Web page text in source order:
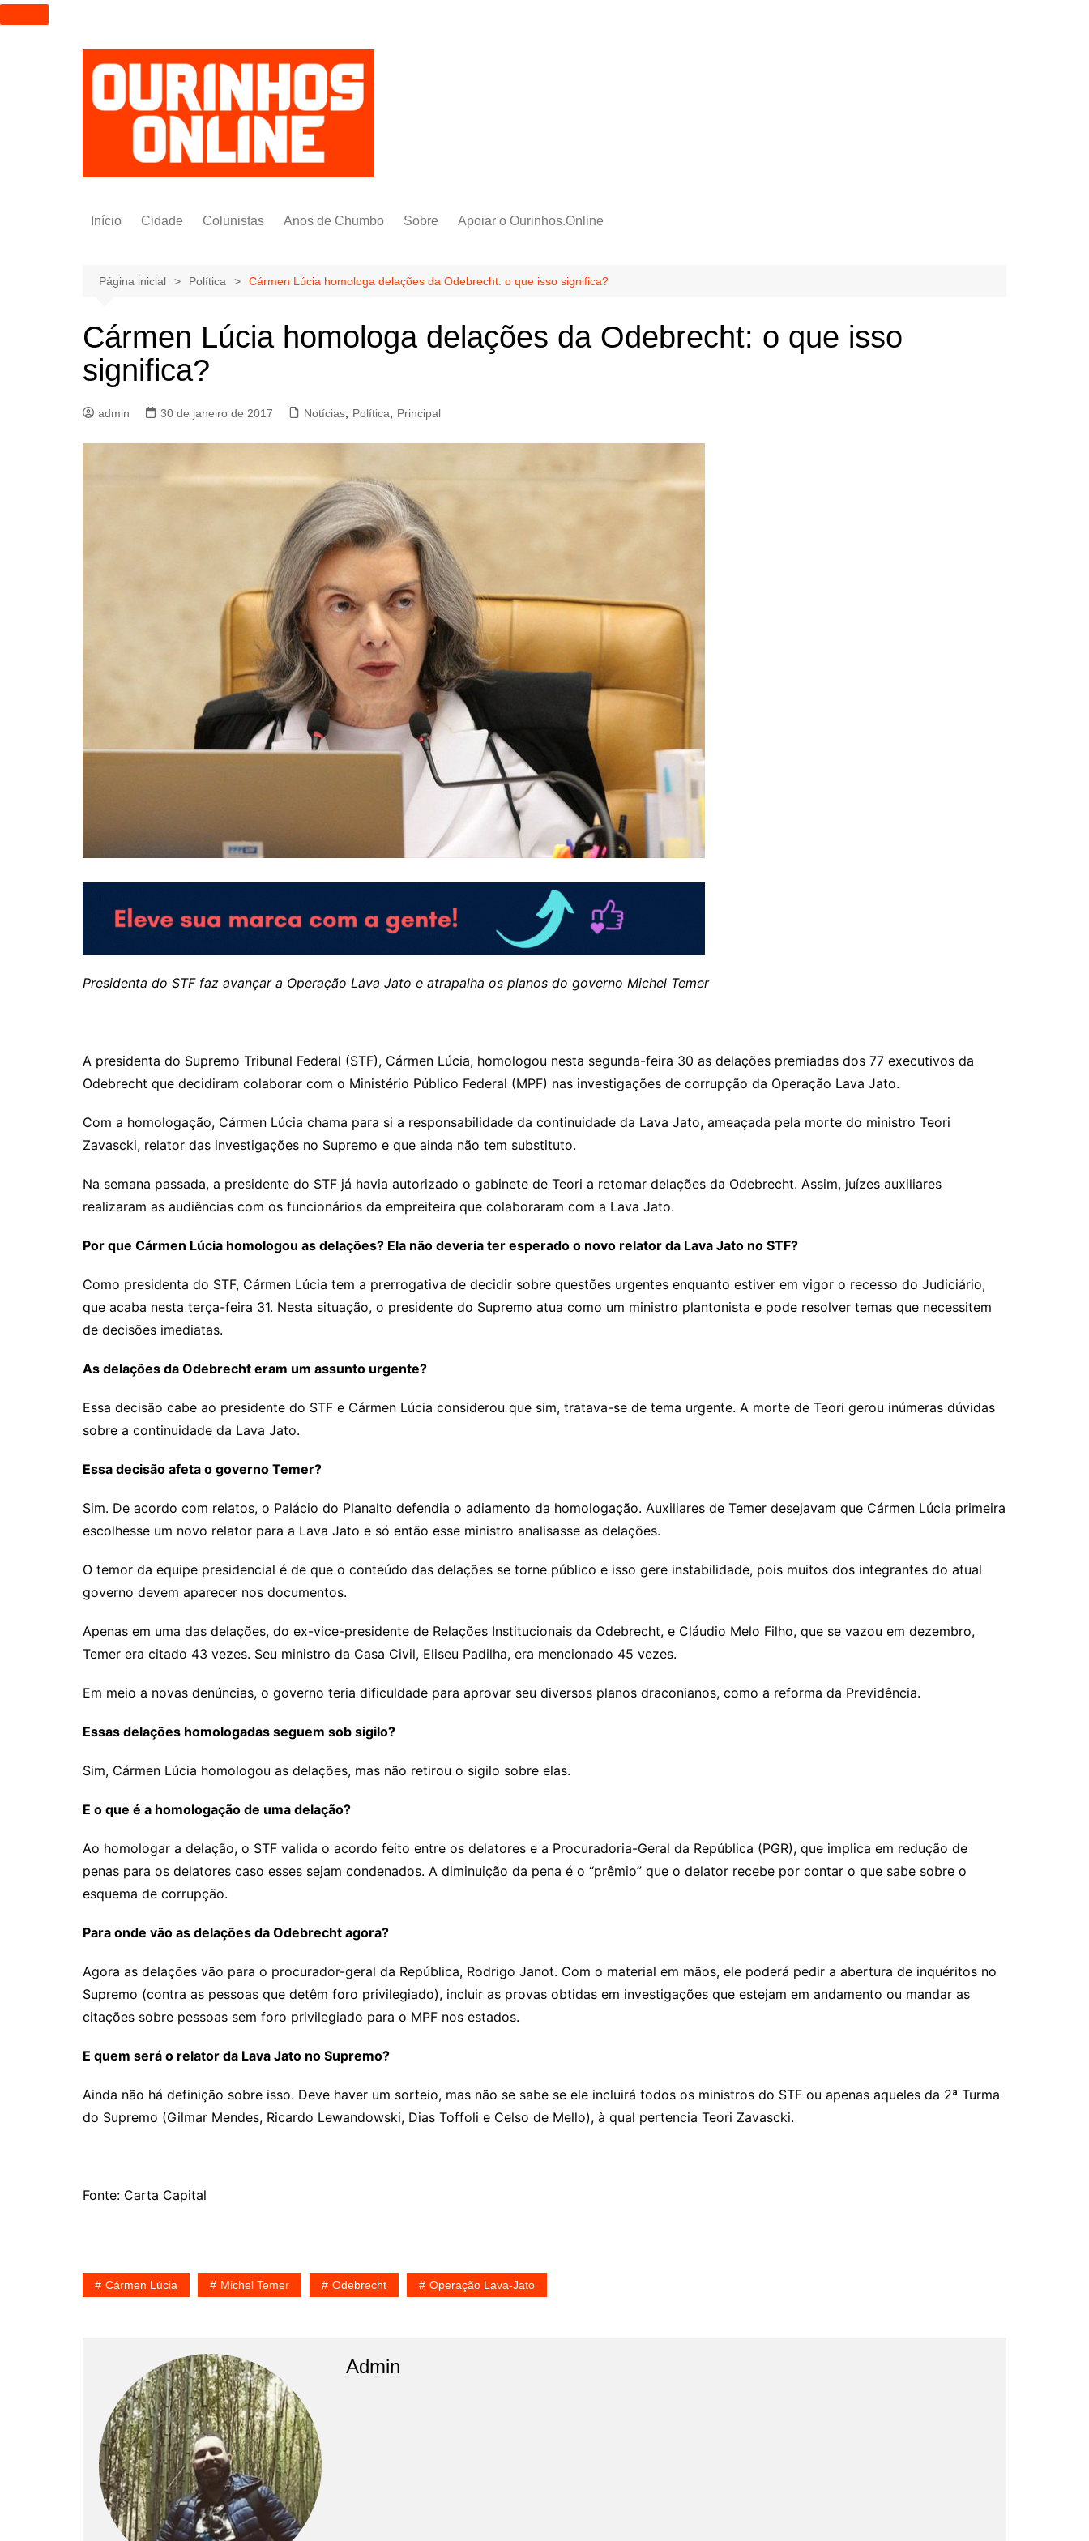
I
r
Início Cidade Colunistas
Pedro Saldida
Bruno Yashinishi
Anos de Chumbo Sobre Apoiar o Ourinhos.Online
Página inicial Política Cármen Lúcia homologa delações da Odebrecht: o que isso significa?
Cármen Lúcia homologa delações da Odebrecht: o que isso
significa?
admin 30 de janeiro de 2017 Notícias, Política, Principal
Presidenta do STF faz avançar a Operação Lava Jato e atrapalha os planos do governo Michel Temer
A presidenta do Supremo Tribunal Federal (STF), Cármen Lúcia, homologou nesta segunda-feira 30 as delações premiadas dos 77 executivos da
Odebrecht que decidiram colaborar com o Ministério Público Federal (MPF) nas investigações de corrupção da Operação Lava Jato.
Com a homologação, Cármen Lúcia chama para si a responsabilidade da continuidade da Lava Jato, ameaçada pela morte do ministro Teori
Zavascki, relator das investigações no Supremo e que ainda não tem substituto.
Na semana passada, a presidente do STF já havia autorizado o gabinete de Teori a retomar delações da Odebrecht. Assim, juízes auxiliares
realizaram as audiências com os funcionários da empreiteira que colaboraram com a Lava Jato.
Por que Cármen Lúcia homologou as delações? Ela não deveria ter esperado o novo relator da Lava Jato no STF?
Como presidenta do STF, Cármen Lúcia tem a prerrogativa de decidir sobre questões urgentes enquanto estiver em vigor o recesso do Judiciário,
que acaba nesta terça-feira 31. Nesta situação, o presidente do Supremo atua como um ministro plantonista e pode resolver temas que necessitem
de decisões imediatas.
As delações da Odebrecht eram um assunto urgente?
Essa decisão cabe ao presidente do STF e Cármen Lúcia considerou que sim, tratava-se de tema urgente. A morte de Teori gerou inúmeras dúvidas
sobre a continuidade da Lava Jato.
Essa decisão afeta o governo Temer?
Sim. De acordo com relatos, o Palácio do Planalto defendia o adiamento da homologação. Auxiliares de Temer desejavam que Cármen Lúcia primeira
escolhesse um novo relator para a Lava Jato e só então esse ministro analisasse as delações.
O temor da equipe presidencial é de que o conteúdo das delações se torne público e isso gere instabilidade, pois muitos dos integrantes do atual
governo devem aparecer nos documentos.
Apenas em uma das delações, do ex-vice-presidente de Relações Institucionais da Odebrecht, e Cláudio Melo Filho, que se vazou em dezembro,
Temer era citado 43 vezes. Seu ministro da Casa Civil, Eliseu Padilha, era mencionado 45 vezes.
Em meio a novas denúncias, o governo teria dificuldade para aprovar seu diversos planos draconianos, como a reforma da Previdência.
Essas delações homologadas seguem sob sigilo?
Sim, Cármen Lúcia homologou as delações, mas não retirou o sigilo sobre elas.
E o que é a homologação de uma delação?
Ao homologar a delação, o STF valida o acordo feito entre os delatores e a Procuradoria-Geral da República (PGR), que implica em redução de
penas para os delatores caso esses sejam condenados. A diminuição da pena é o “prêmio” que o delator recebe por contar o que sabe sobre o
esquema de corrupção.
Para onde vão as delações da Odebrecht agora?
Agora as delações vão para o procurador-geral da República, Rodrigo Janot. Com o material em mãos, ele poderá pedir a abertura de inquéritos no
Supremo (contra as pessoas que detêm foro privilegiado), incluir as provas obtidas em investigações que estejam em andamento ou mandar as
citações sobre pessoas sem foro privilegiado para o MPF nos estados.
E quem será o relator da Lava Jato no Supremo?
Ainda não há definição sobre isso. Deve haver um sorteio, mas não se sabe se ele incluirá todos os ministros do STF ou apenas aqueles da 2ª Turma
do Supremo (Gilmar Mendes, Ricardo Lewandowski, Dias Toffoli e Celso de Mello), à qual pertencia Teori Zavascki.
Fonte: Carta Capital
Cármen Lúcia Michel Temer Odebrecht Operação Lava-Jato
Admin